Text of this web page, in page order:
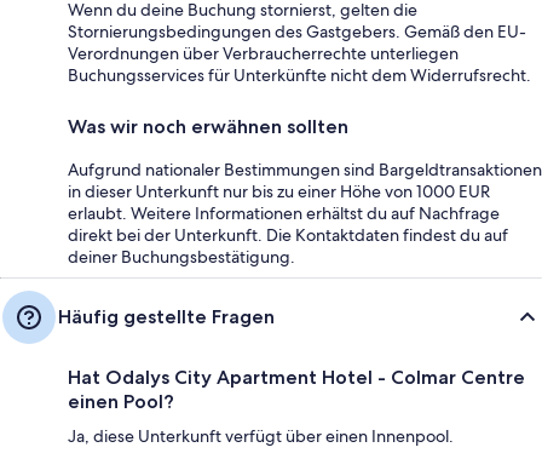
Wenn du deine Buchung stornierst, gelten die
Stornierungsbedingungen des Gastgebers. Gemäß den EU-
Verordnungen über Verbraucherrechte unterliegen
Buchungsservices für Unterkünfte nicht dem Widerrufsrecht.
Was wir noch erwähnen sollten
Aufgrund nationaler Bestimmungen sind Bargeldtransaktionen
in dieser Unterkunft nur bis zu einer Höhe von 1000 EUR
erlaubt. Weitere Informationen erhältst du auf Nachfrage
direkt bei der Unterkunft. Die Kontaktdaten findest du auf
deiner Buchungsbestätigung.
Häufig gestellte Fragen
Hat Odalys City Apartment Hotel - Colmar Centre
einen Pool?
Ja, diese Unterkunft verfügt über einen Innenpool.